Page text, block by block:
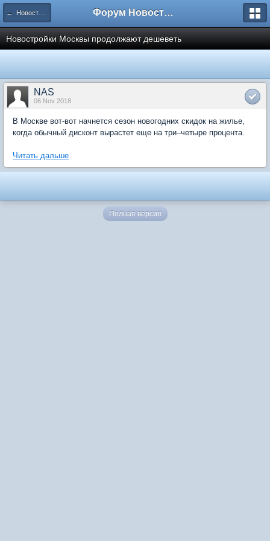
← Новости рынка недвижимости Форум Новостройки
Новостройки Москвы продолжают дешеветь
NAS
06 Nov 2018
В Москве вот-вот начнется сезон новогодних скидок на жилье,
когда обычный дисконт вырастет еще на три–четыре процента.
Читать дальше
Полная версия